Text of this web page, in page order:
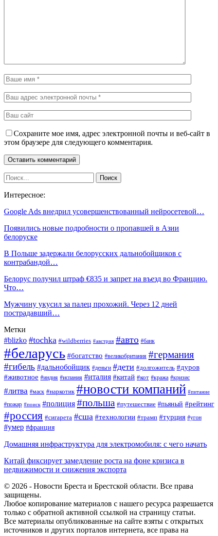
Сохраните мое имя, адрес электронной почты и веб-сайт в
этом браузере для следующего комментария.
Интересное:
Google Ads внедрил усовершенствованный нейросетевой…
Появились новые подробности о пропавшей в Азии
белоруске
В Польше задержали белорусских дальнобойщиков с
контрабандой…
Белорус получил штраф €835 и запрет на въезд во Францию.
Что…
Мужчину укусил за палец прохожий. Через 12 дней
пострадавший…
Метки
#blizko #tochka #wildberries #австрия #авто #банк
#беларусь #богатство #великобритания #германия
#гибель #дальнобойщик #деньги #дети #долгожитель #дуров
#животное #индия #испания #италия #китай #кот #кража #кризис
#литва #маск #наркотик #новости компаний #питание
#пожар #поиск #полиция #польша #путешествие #пьяный #рейтинг
#россия #сигарета #сша #технологии #трамп #турция #угон
#умер #франция
Домашняя инфраструктура для электромобиля: с чего начать
Китай фиксирует замедление роста на фоне кризиса в
недвижимости и снижения экспорта
© 2026 - Новости Бреста и Брестской области. Все права
защищены.
Любое копирование материалов с нашего ресурса разрешается
только с обратной активной ссылкой на страницу статьи.
Все материалы опубликованные на сайте взяты с открытых
источников и других порталов интернета, все права на